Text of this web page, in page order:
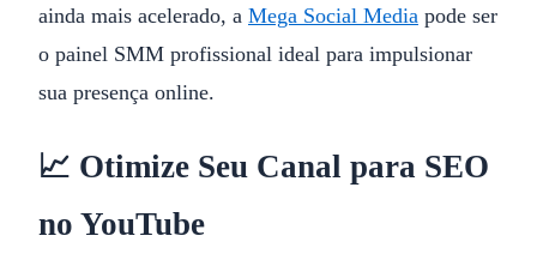
ainda mais acelerado, a Mega Social Media pode ser
o painel SMM profissional ideal para impulsionar
sua presença online.
📈 Otimize Seu Canal para SEO
no YouTube